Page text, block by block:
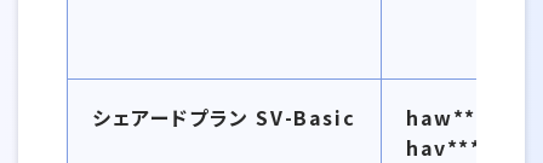
シェアードプラン SV-Basic